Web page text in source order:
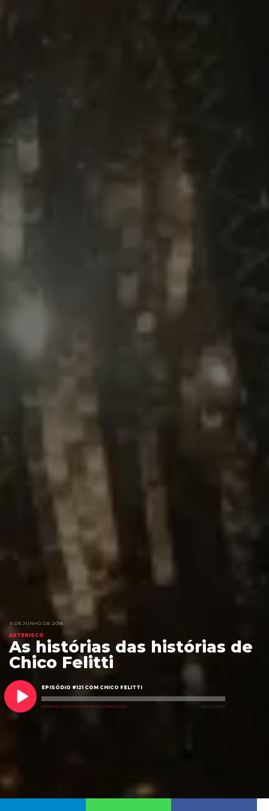
5 DE JUNHO DE 2018
ASTERISCO
As histórias das histórias de
Chico Felitti
EPISÓDIO #121 COM CHICO FELITTI
MP3 | FEED | SPOTIFY | DEEZER | SOUNDCLOUD 00:00/ 00:00